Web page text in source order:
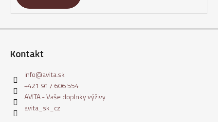
Kontakt
info@avita.sk
+421 917 606 554
AVITA - Vaše doplnky výživy
avita_sk_cz